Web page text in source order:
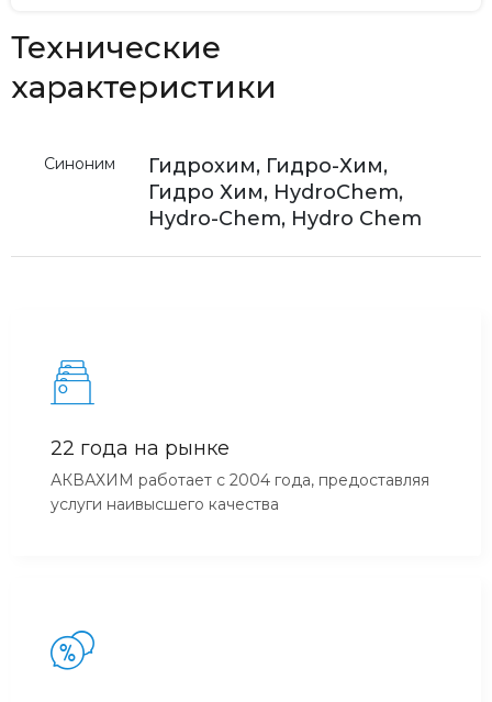
Технические
характеристики
Синоним
Гидрохим, Гидро-Хим,
Гидро Хим, HydroChem,
Hydro-Chem, Hydro Chem
22 года на рынке
АКВАХИМ работает с 2004 года, предоставляя
услуги наивысшего качества